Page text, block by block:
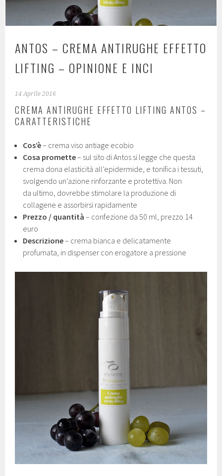
ANTOS – CREMA ANTIRUGHE EFFETTO
LIFTING – OPINIONE E INCI
14 Aprile 2016
CREMA ANTIRUGHE EFFETTO LIFTING ANTOS –
CARATTERISTICHE
Cos’è– crema viso antiage ecobio
Cosa promette– sul sito di Antos si legge che questa
crema dona elasticità all’epidermide, e tonifica i tessuti,
svolgendo un’azione rinforzante e protettiva. Non
da ultimo, dovrebbe stimolare la produzione di
collagene e assorbirsi rapidamente
Prezzo / quantità– confezione da 50 ml, prezzo 14
euro
Descrizione– crema bianca e delicatamente
profumata, in dispenser con erogatore a pressione